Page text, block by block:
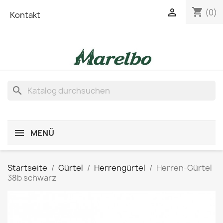
Kontakt shopping_cart (0)

search
MENÜ
Startseite Gürtel Herrengürtel
Herren-Gürtel
38b schwarz